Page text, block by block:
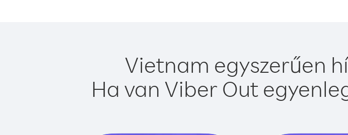
Vietnam egyszerűen
Ha van Viber Out